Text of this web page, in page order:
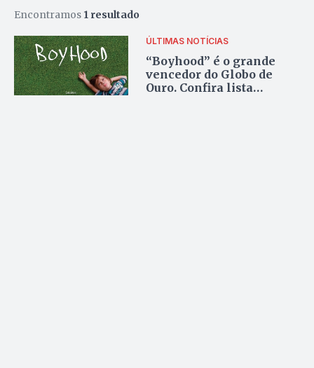
Encontramos 1 resultado
ÚLTIMAS NOTÍCIAS
“Boyhood” é o grande
vencedor do Globo de
Ouro. Confira lista